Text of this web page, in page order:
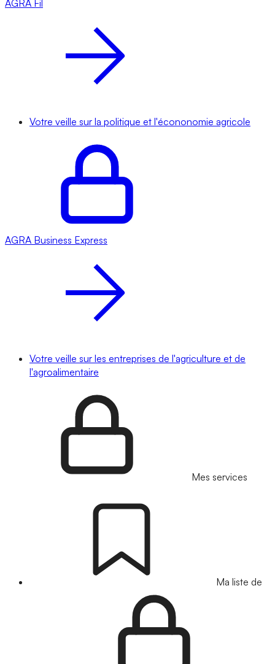
AGRA Fil
Votre veille sur la politique et l'écononomie agricole
AGRA Business Express
Votre veille sur les entreprises de l'agriculture et de
l'agroalimentaire
Mes services
Ma liste de